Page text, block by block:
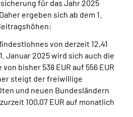
für das Jahr 2025
ergeben sich ab dem 1.
von derzeit 12,41
Januar 2025 wird sich auch die
bisher 538 EUR auf 556 EUR
steigt der freiwillige
und neuen Bundesländern
100,07 EUR auf monatlich